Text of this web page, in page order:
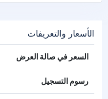
الأسعار والتعريفات
السعر في صالة العرض
رسوم التسجيل